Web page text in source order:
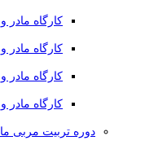
کارگاه مادر
کارگاه
کارگاه مادر
کارگاه
دوره تربیت مربی